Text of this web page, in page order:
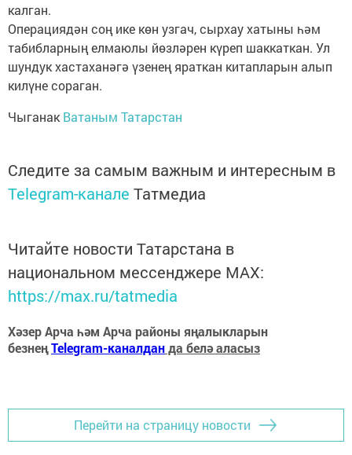
калган.
Операциядән соң ике көн узгач, сырхау хатыны һәм
табибларның елмаюлы йөзләрен күреп шаккаткан. Ул
шундук хастаханәгә үзенең яраткан китапларын алып
килүне сораган.
Чыганак Ватаным Татарстан
Следите за самым важным и интересным в
Telegram-канале Татмедиа
Читайте новости Татарстана в
национальном мессенджере MАХ:
https://max.ru/tatmedia
Хәзер Арча һәм Арча районы яңалыкларын
безнеңTelegram-каналданда белә аласыз
Перейти на страницу новости